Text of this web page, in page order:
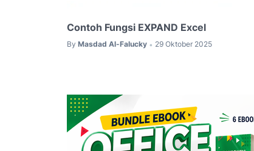
Contoh Fungsi EXPAND Excel
By Masdad Al-Falucky • 29 Oktober 2025